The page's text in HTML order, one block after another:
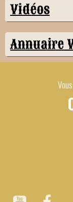
Vidéos
Annuaire